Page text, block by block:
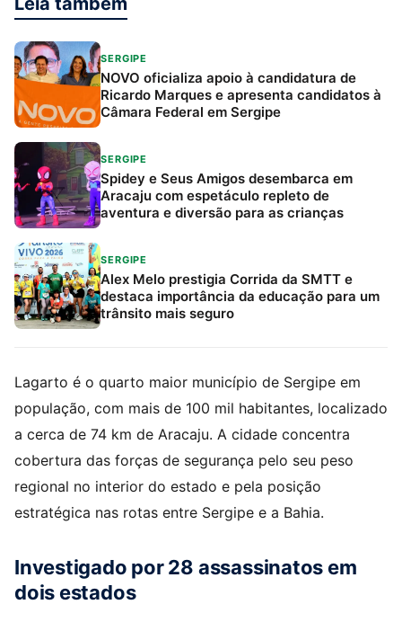
SERGIPE
NOVO oficializa apoio à candidatura de
Ricardo Marques e apresenta candidatos à
Câmara Federal em Sergipe
SERGIPE
Spidey e Seus Amigos desembarca em
Aracaju com espetáculo repleto de
aventura e diversão para as crianças
SERGIPE
Alex Melo prestigia Corrida da SMTT e
destaca importância da educação para um
trânsito mais seguro
Lagarto é o quarto maior município de Sergipe em
população, com mais de 100 mil habitantes, localizado
a cerca de 74 km de Aracaju. A cidade concentra
cobertura das forças de segurança pelo seu peso
regional no interior do estado e pela posição
estratégica nas rotas entre Sergipe e a Bahia.
Investigado por 28 assassinatos em
dois estados